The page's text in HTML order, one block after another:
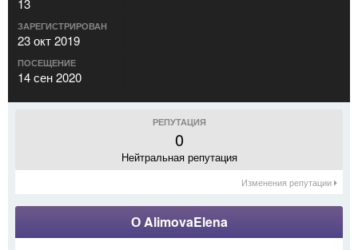
13
ЗАРЕГИСТРИРОВАН
23 окт 2019
ПОСЕЩЕНИЕ
14 сен 2020
РЕПУТАЦИЯ
0
Нейтральная репутация
Изменения репутации
О AlimovaElena